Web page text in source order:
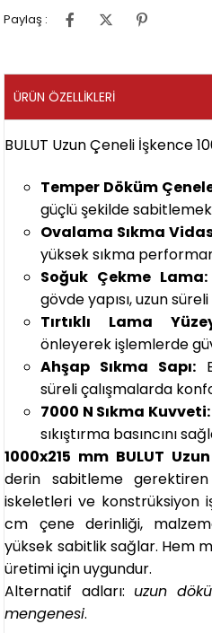
Paylaş :
ÜRÜN ÖZELLIKLERI
BULUT Uzun Çeneli İşkence
Temper Döküm
güçlü şekilde
Ovalama Sıkma
yüksek sıkma
Soğuk Çekme Lama:
gövde yapısı, uzun
Tırtıklı Lama
önleyerek işlemlerde
Ahşap Sıkma Sapı:
süreli çalışmalarda
7000 N Sıkma Kuvveti:
sıkıştırma basıncını
1000x215 mm BULUT
derin sabitleme
iskeletleri ve konstrüksiyon
cm çene derinliği,
yüksek sabitlik sağlar. Hem
üretimi için uygundur.
Alternatif adları: uzun
mengenesi.